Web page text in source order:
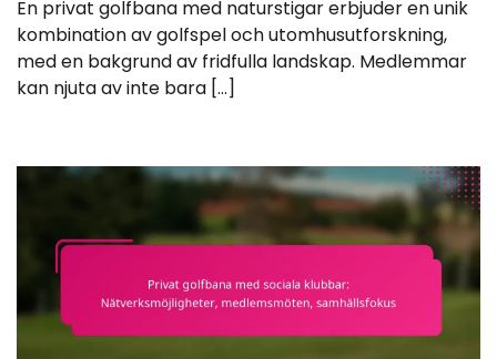
En privat golfbana med naturstigar erbjuder en unik
kombination av golfspel och utomhusutforskning,
med en bakgrund av fridfulla landskap. Medlemmar
kan njuta av inte bara […]